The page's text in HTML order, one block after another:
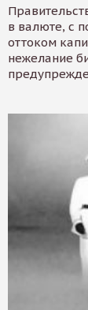
в валюте, с
оттоком
нежелание